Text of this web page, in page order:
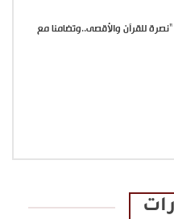
للقرآن والأقصى..وتضامنا مع